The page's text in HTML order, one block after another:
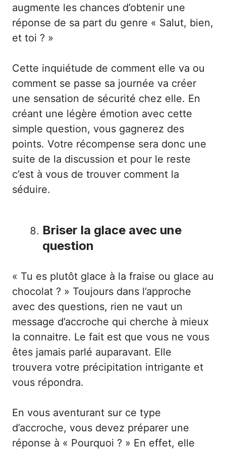
augmente les chances d’obtenir une
réponse de sa part du genre « Salut, bien,
et toi ? »
Cette inquiétude de comment elle va ou
comment se passe sa journée va créer
une sensation de sécurité chez elle. En
créant une légère émotion avec cette
simple question, vous gagnerez des
points. Votre récompense sera donc une
suite de la discussion et pour le reste
c’est à vous de trouver comment la
séduire.
Briser la glace avec une
question
« Tu es plutôt glace à la fraise ou glace au
chocolat ? » Toujours dans l’approche
avec des questions, rien ne vaut un
message d’accroche qui cherche à mieux
la connaitre. Le fait est que vous ne vous
êtes jamais parlé auparavant. Elle
trouvera votre précipitation intrigante et
vous répondra.
En vous aventurant sur ce type
d’accroche, vous devez préparer une
réponse à « Pourquoi ? » En effet, elle